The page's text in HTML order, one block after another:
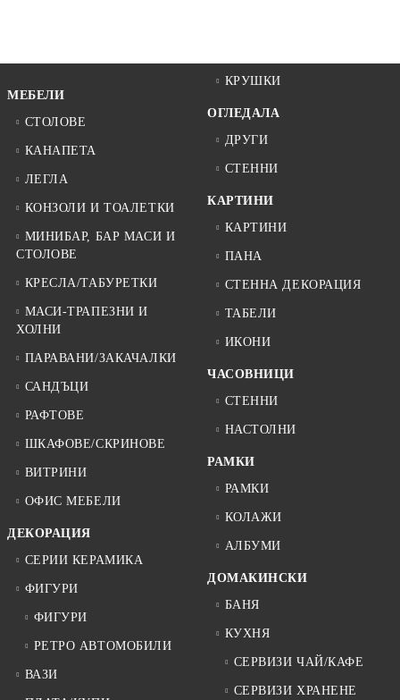
МЕБЕЛИ
СТОЛОВЕ
КАНАПЕТА
ЛЕГЛА
КОНЗОЛИ И ТОАЛЕТКИ
МИНИБАР, БАР МАСИ И
СТОЛОВЕ
КРЕСЛА/ТАБУРЕТКИ
МАСИ-ТРАПЕЗНИ И
ХОЛНИ
ПАРАВАНИ/ЗАКАЧАЛКИ
САНДЪЦИ
РАФТОВЕ
ШКАФОВЕ/СКРИНОВЕ
ВИТРИНИ
ОФИС МЕБЕЛИ
ДЕКОРАЦИЯ
СЕРИИ КЕРАМИКА
ФИГУРИ
ФИГУРИ
РЕТРО АВТОМОБИЛИ
ВАЗИ
КРУШКИ
ОГЛЕДАЛА
ДРУГИ
СТЕННИ
КАРТИНИ
КАРТИНИ
ПАНА
СТЕННА ДЕКОРАЦИЯ
ТАБЕЛИ
ИКОНИ
ЧАСОВНИЦИ
СТЕННИ
НАСТОЛНИ
РАМКИ
РАМКИ
КОЛАЖИ
АЛБУМИ
ДОМАКИНСКИ
БАНЯ
КУХНЯ
СЕРВИЗИ ЧАЙ/КАФЕ
СЕРВИЗИ ХРАНЕНЕ